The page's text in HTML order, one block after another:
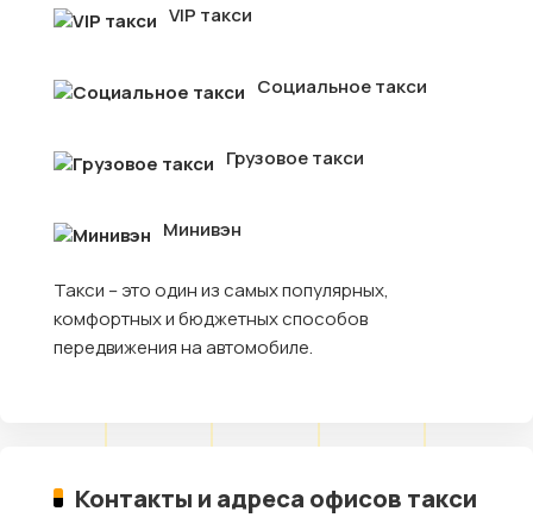
VIP такси
Социальное такси
Грузовое такси
Минивэн
Такси – это один из самых популярных,
комфортных и бюджетных способов
передвижения на автомобиле.
Контакты и адреса офисов такси